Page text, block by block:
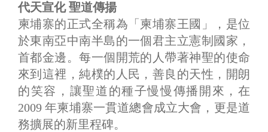
代天宣化 聖道傳揚
柬埔寨的正式全稱為「柬埔寨王國」，是位
於東南亞中南半島的一個君主立憲制國家，
首都金邊。每一個開荒的人帶著神聖的使命
來到這裡，純樸的人民，善良的天性，開朗
的笑容，讓聖道的種子慢慢傳播開來，在
2009 年柬埔寨一貫道總會成立大會，更是道
務擴展的新里程碑。